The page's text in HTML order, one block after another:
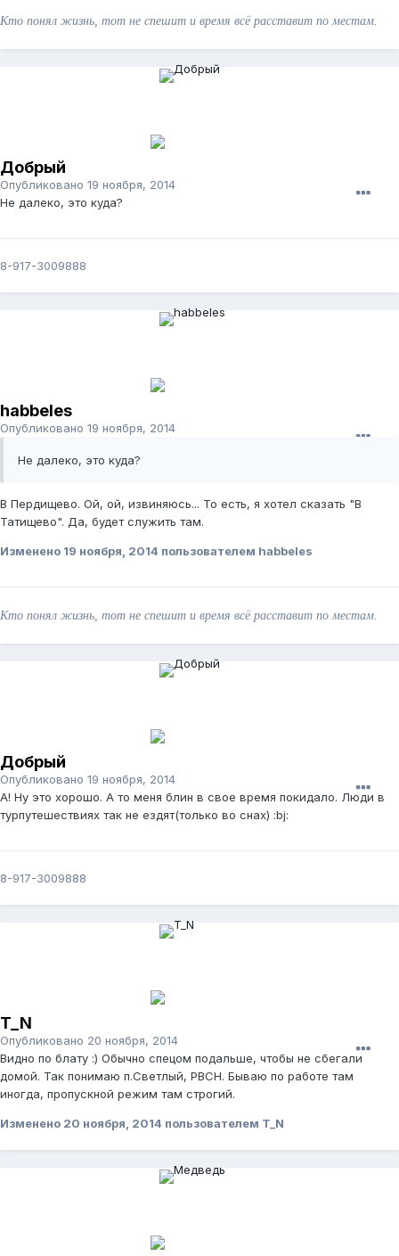
Кто понял жизнь, тот не спешит и время всё расставит по местам.
Добрый
Опубликовано 19 ноября, 2014
Не далеко, это куда?
8-917-3009888
habbeles
Опубликовано 19 ноября, 2014
Не далеко, это куда?
В Пердищево. Ой, ой, извиняюсь... То есть, я хотел сказать "В
Татищево". Да, будет служить там.
Изменено 19 ноября, 2014 пользователем habbeles
Кто понял жизнь, тот не спешит и время всё расставит по местам.
Добрый
Опубликовано 19 ноября, 2014
А! Ну это хорошо. А то меня блин в свое время покидало. Люди в
турпутешествиях так не ездят(только во снах) :bj:
8-917-3009888
T_N
Опубликовано 20 ноября, 2014
Видно по блату :) Обычно спецом подальше, чтобы не сбегали
домой. Так понимаю п.Светлый, РВСН. Бываю по работе там
иногда, пропускной режим там строгий.
Изменено 20 ноября, 2014 пользователем T_N